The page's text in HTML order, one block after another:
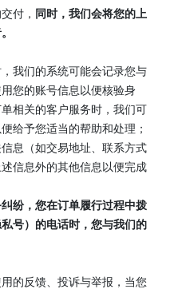
付， 同时，我们会将您的上
我们的系统可能会记录您与
您的账号信息以便核验身
相关的客户服务时，我们可
给予您适当的帮助和处理；
息（如交易地址、联系方式
信息外的其他信息以便完成
纷，您在订单履行过程中拨
号）的电话时，您与我们的
的反馈、投诉与举报，当您